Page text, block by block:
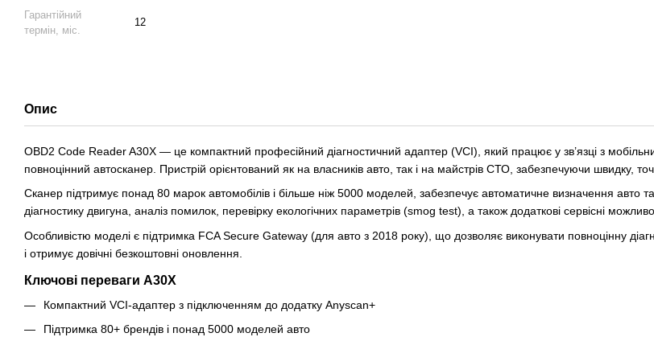
Гарантійний
термін, міс.
12
Опис
OBD2 Code Reader A30X — це компактний професійний діагностичний адаптер (VCI), який працює у зв’язці з
повноцінний автосканер. Пристрій орієнтований як на власників авто, так і на майстрів СТО, забезпечуючи швидку,
Сканер підтримує понад 80 марок автомобілів і більше ніж 5000 моделей, забезпечує автоматичне визначення авто
діагностику двигуна, аналіз помилок, перевірку екологічних параметрів (smog test), а також додаткові сервісні
Особливістю моделі є підтримка FCA Secure Gateway (для авто з 2018 року), що дозволяє виконувати повноцінну
і отримує довічні безкоштовні оновлення.
Ключові переваги A30X
Компактний VCI-адаптер з підключенням до додатку Anyscan+
Підтримка 80+ брендів і понад 5000 моделей авто